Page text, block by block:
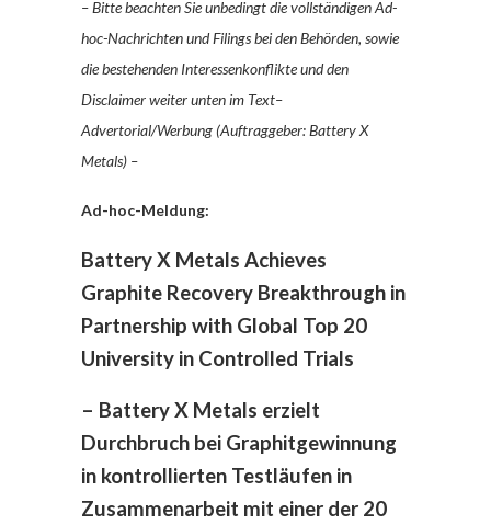
– Bitte beachten Sie unbedingt die vollständigen Ad-
hoc-Nachrichten und Filings bei den Behörden, sowie
die bestehenden Interessenkonflikte und den
Disclaimer weiter unten im Text–
Advertorial/Werbung (Auftraggeber: Battery X
Metals) –
Ad-hoc-Meldung:
Battery X Metals Achieves
Graphite Recovery Breakthrough in
Partnership with Global Top 20
University in Controlled Trials
– Battery X Metals erzielt
Durchbruch bei Graphitgewinnung
in kontrollierten Testläufen in
Zusammenarbeit mit einer der 20